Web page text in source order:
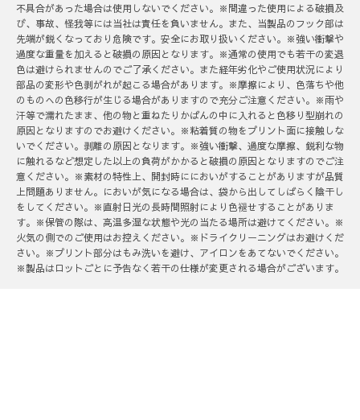
不具合があった場合は使用しないでください。※間違った使用による破損及
び、事故、怪我等には当社は責任を負いません。また、当製品のフック部は
先端が鋭くなっており危険です。安全にお取り扱いください。※強い衝撃や
過度な重量を加えると破損の原因となります。※通常の使用でも若干の変退
色は避けられませんのでご了承ください。また経年劣化やご使用状況により
部品の変形や色剥がれが起こる場合があります。※摩擦により、色落ちや他
のものへの色移行が生じる場合がありますので充分ご注意ください。※雨や
汗等で濡れたまま、他の物と重ねたりかばんの中に入れると色移り型崩れの
原因となりますのでお避けください。※粘着質の物をプリント面に接触しな
いでください。剥離の原因となります。※強い衝撃、過度な摩擦、鋭利な物
に触れるなど想定した以上の負荷がかかると破損の原因となりますのでご注
意ください。※素材の特性上、開封時ににおいがすることがありますが品質
上問題ありません。においが気になる場合は、袋から出してしばらく陰干し
をしてください。※直射日光の長時間照射により色褪せすることがありま
す。※保管の際は、高温多湿な状態や光の当たる場所は避けてください。※
火気の側でのご使用はお控えください。※ドライクリーニングはお避けくだ
さい。※プリント部分はもみ洗いを避け、アイロンをあてないでください。
※製品はロットごとに予告なく若干の仕様が変更される場合がございます。